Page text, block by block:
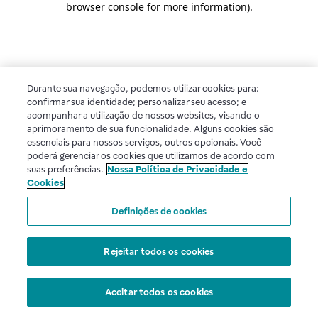
browser console for more information).
Durante sua navegação, podemos utilizar cookies para:
confirmar sua identidade; personalizar seu acesso; e
acompanhar a utilização de nossos websites, visando o
aprimoramento de sua funcionalidade. Alguns cookies são
essenciais para nossos serviços, outros opcionais. Você
poderá gerenciar os cookies que utilizamos de acordo com
suas preferências. Nossa Política de Privacidade e
Cookies
Definições de cookies
Rejeitar todos os cookies
Aceitar todos os cookies